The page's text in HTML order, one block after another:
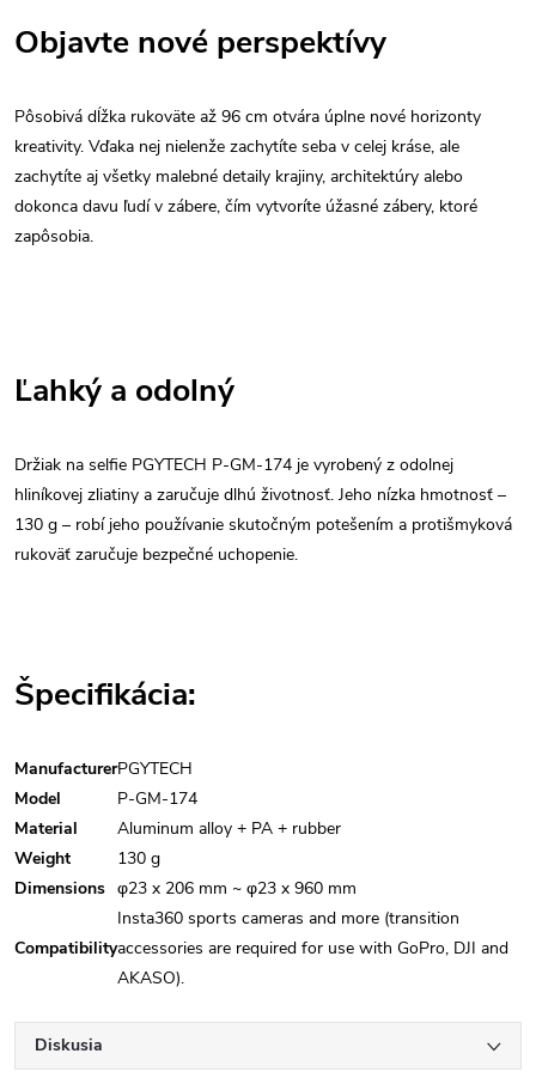
Objavte nové perspektívy
Pôsobivá dĺžka rukoväte až 96 cm otvára úplne nové horizonty
kreativity. Vďaka nej nielenže zachytíte seba v celej kráse, ale
zachytíte aj všetky malebné detaily krajiny, architektúry alebo
dokonca davu ľudí v zábere, čím vytvoríte úžasné zábery, ktoré
zapôsobia.
Ľahký a odolný
Držiak na selfie PGYTECH P-GM-174 je vyrobený z odolnej
hliníkovej zliatiny a zaručuje dlhú životnosť. Jeho nízka hmotnosť –
130 g – robí jeho používanie skutočným potešením a protišmyková
rukoväť zaručuje bezpečné uchopenie.
Špecifikácia:
ManufacturerPGYTECH
Model
P-GM-174
Material
Aluminum alloy + PA + rubber
Weight
130 g
Dimensions φ23 x 206 mm ~ φ23 x 960 mm
Compatibility
Insta360 sports cameras and more (transition
accessories are required for use with GoPro, DJI and
AKASO).
Diskusia